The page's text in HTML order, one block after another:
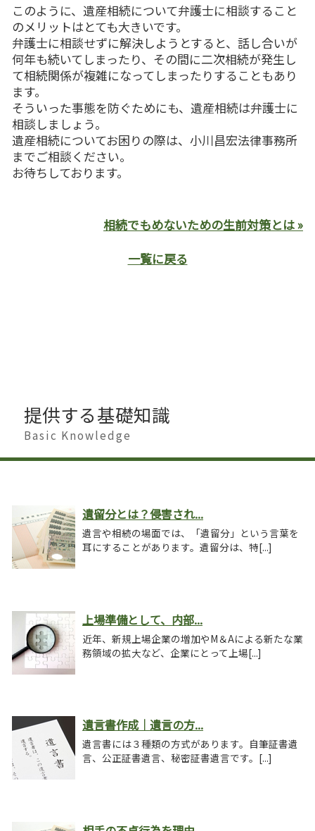
このように、遺産相続について弁護士に相談すること
のメリットはとても大きいです。
弁護士に相談せずに解決しようとすると、話し合いが
何年も続いてしまったり、その間に二次相続が発生し
て相続関係が複雑になってしまったりすることもあり
ます。
そういった事態を防ぐためにも、遺産相続は弁護士に
相談しましょう。
遺産相続についてお困りの際は、小川昌宏法律事務所
までご相談ください。
お待ちしております。
相続でもめないための生前対策とは »
一覧に戻る
提供する基礎知識
Basic Knowledge
遺留分とは？侵害され...
遺言や相続の場面では、「遺留分」という言葉を
耳にすることがあります。遺留分は、特[...]
上場準備として、内部...
近年、新規上場企業の増加やM＆Aによる新たな業
務領域の拡大など、企業にとって上場[...]
遺言書作成｜遺言の方...
遺言書には３種類の方式があります。自筆証書遺
言、公正証書遺言、秘密証書遺言です。[...]